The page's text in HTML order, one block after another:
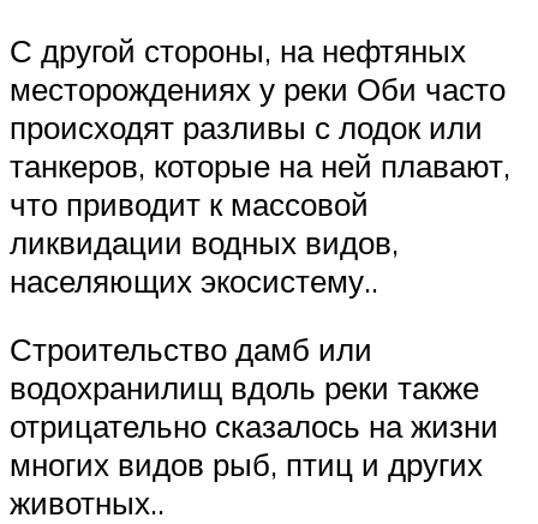
С другой стороны, на нефтяных
месторождениях у реки Оби часто
происходят разливы с лодок или
танкеров, которые на ней плавают,
что приводит к массовой
ликвидации водных видов,
населяющих экосистему..
Строительство дамб или
водохранилищ вдоль реки также
отрицательно сказалось на жизни
многих видов рыб, птиц и других
животных..